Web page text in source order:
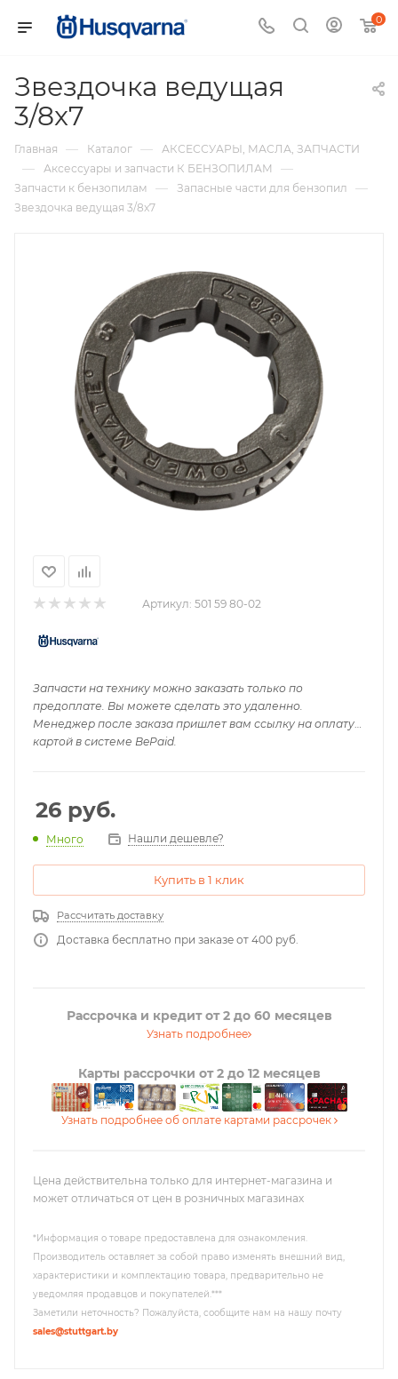
0
Звездочка ведущая
3/8x7
Главная — Каталог — АКСЕССУАРЫ, МАСЛА, ЗАПЧАСТИ
— Аксессуары и запчасти К БЕНЗОПИЛАМ —
Запчасти к бензопилам — Запасные части для бензопил —
Звездочка ведущая 3/8x7
Артикул: 501 59 80-02
Запчасти на технику можно заказать только по
предоплате. Вы можете сделать это удаленно.
Менеджер после заказа пришлет вам ссылку на оплату
картой в системе BePaid.
26 руб.
Много Нашли дешевле?
Купить в 1 клик
Рассчитать доставку
Доставка бесплатно при заказе от 400 руб.
Рассрочка и кредит от 2 до 60 месяцев
Узнать подробнее
Карты рассрочки от 2 до 12 месяцев
Узнать подробнее об оплате картами рассрочек
Цена действительна только для интернет-магазина и
может отличаться от цен в розничных магазинах
*Информация о товаре предоставлена для ознакомления.
Производитель оставляет за собой право изменять внешний вид,
характеристики и комплектацию товара, предварительно не
уведомляя продавцов и покупателей.***
Заметили неточность? Пожалуйста, сообщите нам на нашу почту
sales@stuttgart.by